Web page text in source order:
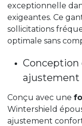
exceptionnelle
exigeantes. Ce
sollicitations
optimale sans
ajustement
Conçu avec une
Wintershield
ajustement